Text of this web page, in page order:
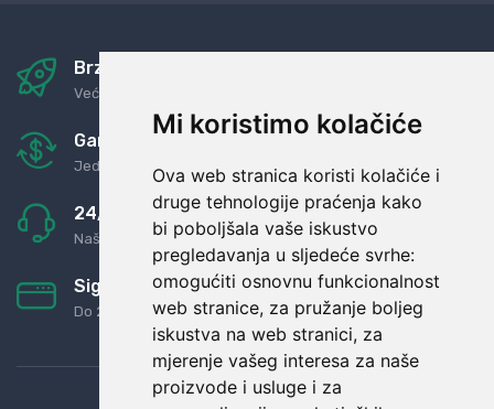
Mi koristimo kolačiće
Ova web stranica koristi kolačiće i
druge tehnologije praćenja kako
bi poboljšala vaše iskustvo
pregledavanja u sljedeće svrhe:
omogućiti osnovnu funkcionalnost
web stranice, za pružanje boljeg
iskustva na web stranici, za
mjerenje vašeg interesa za naše
proizvode i usluge i za
Brza i sigurna dostava
Već za nekoliko dana kod vas
Garancija u povrat novaca
Jednostavno pravilo: Roba za novac
24/7 odlična podrška
Naši agenti uvijek na raspolaganju
Sigurno obročno plaćanje
Do 24 rata bez kamata